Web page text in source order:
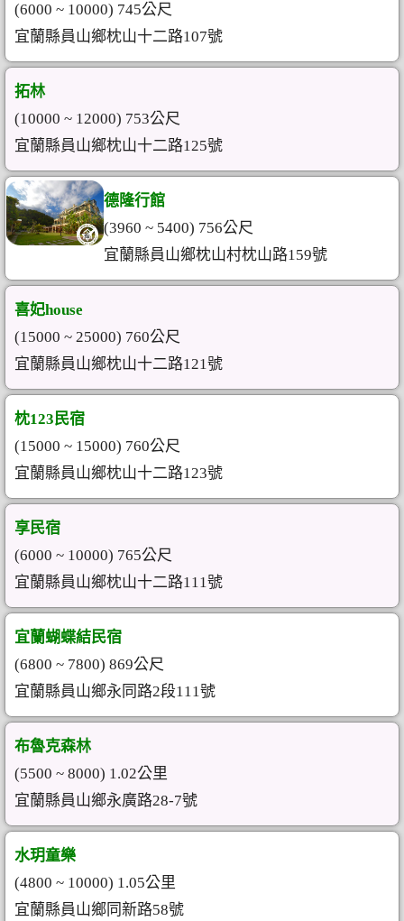
(6000 ~ 10000) 745公尺
宜蘭縣員山鄉枕山十二路107號
拓林
(10000 ~ 12000) 753公尺
宜蘭縣員山鄉枕山十二路125號
德隆行館
(3960 ~ 5400) 756公尺
宜蘭縣員山鄉枕山村枕山路159號
喜妃house
(15000 ~ 25000) 760公尺
宜蘭縣員山鄉枕山十二路121號
枕123民宿
(15000 ~ 15000) 760公尺
宜蘭縣員山鄉枕山十二路123號
享民宿
(6000 ~ 10000) 765公尺
宜蘭縣員山鄉枕山十二路111號
宜蘭蝴蝶結民宿
(6800 ~ 7800) 869公尺
宜蘭縣員山鄉永同路2段111號
布魯克森林
(5500 ~ 8000) 1.02公里
宜蘭縣員山鄉永廣路28-7號
水玥童樂
(4800 ~ 10000) 1.05公里
宜蘭縣員山鄉同新路58號